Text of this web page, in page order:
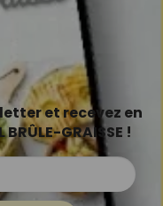
et recevez en
GRAISSE !